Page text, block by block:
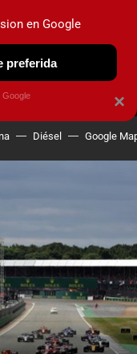
NUEVO
OBSERVATORIO
Diésel Google
×
en Google
preferida
Google